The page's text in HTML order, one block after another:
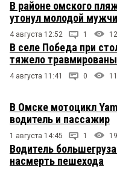
В районе омского
утонул молодой
4 августа 12:52 1
В селе Победа при
тяжело
4 августа 11:41 0
В Омске мотоцикл
водитель и пассажир
1 августа 14:45 1
Водитель
насмерть пешехода